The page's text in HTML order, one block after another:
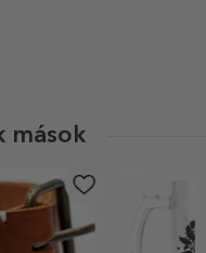
mások